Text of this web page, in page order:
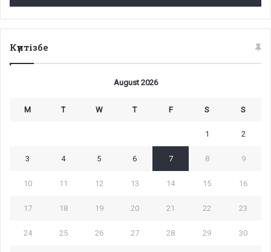
Күнтізбе
August 2026
M T W T F S S
1 2
3 4 5 6 7 8 9
10 11 12 13 14 15 16
17 18 19 20 21 22 23
24 25 26 27 28 29 30